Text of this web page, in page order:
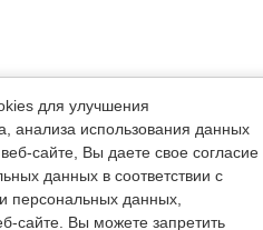
для улучшения
анализа использования данных
сайте, Вы даете свое согласие
данных в соответствии с
персональных данных,
сайте. Вы можете запретить